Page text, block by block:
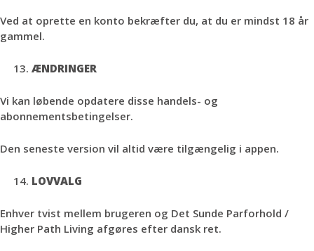
Ved at oprette en konto bekræfter du, at du er mindst 18 år
gammel.
ÆNDRINGER
Vi kan løbende opdatere disse handels- og
abonnementsbetingelser.
Den seneste version vil altid være tilgængelig i appen.
LOVVALG
Enhver tvist mellem brugeren og Det Sunde Parforhold /
Higher Path Living afgøres efter dansk ret.